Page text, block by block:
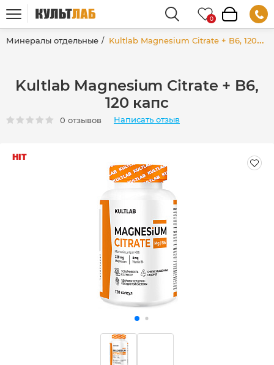
Минералы отдельные Kultlab Magnesium Citrate + B6, 120 капс
Kultlab Magnesium Citrate + B6,
120 капс
0 отзывов Написать отзыв
HIT